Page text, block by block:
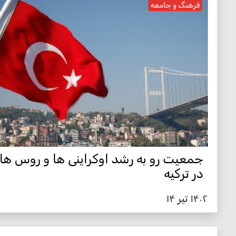
فرهنگ و جامعه
جمعیت رو به رشد اوکراینی ها و روس ها
در ترکیه
۱۴۰۲ تیر ۱۴